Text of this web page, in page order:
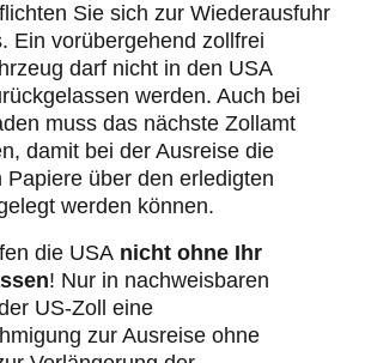
Sie sich zur Wiederausfuhr
Ein vorübergehend zollfrei
darf nicht in den USA
werden. Auch bei
muss das nächste Zollamt
damit bei der Ausreise die
Papiere über den erledigten
werden können.
die USA nicht ohne Ihr
! Nur in nachweisbaren
US-Zoll eine
zur Ausreise ohne